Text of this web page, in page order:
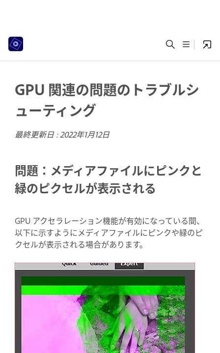
GPU 関連の問題のトラブルシ
ューティング
最終更新日 :2022年1月12日
問題：メディアファイルにピンクと
緑のピクセルが表示される
GPU アクセラレーション機能が有効になっている間、
以下に示すようにメディアファイルにピンクや緑のピ
クセルが表示される場合があります。